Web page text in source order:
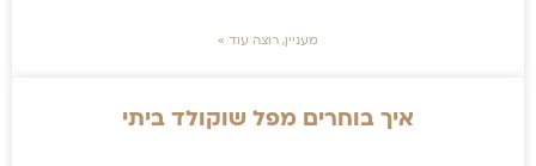
מעניין, רוצה עוד »
איך בוחרים מפל שוקולד ביתי